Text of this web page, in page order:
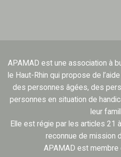
APAMAD est une association à
le Haut-Rhin qui propose de
des personnes âgées, des
personnes en situation de
leur
Elle est régie par les articles 21
reconnue de mission
APAMAD est membre